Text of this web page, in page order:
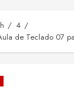
4
de Teclado 07